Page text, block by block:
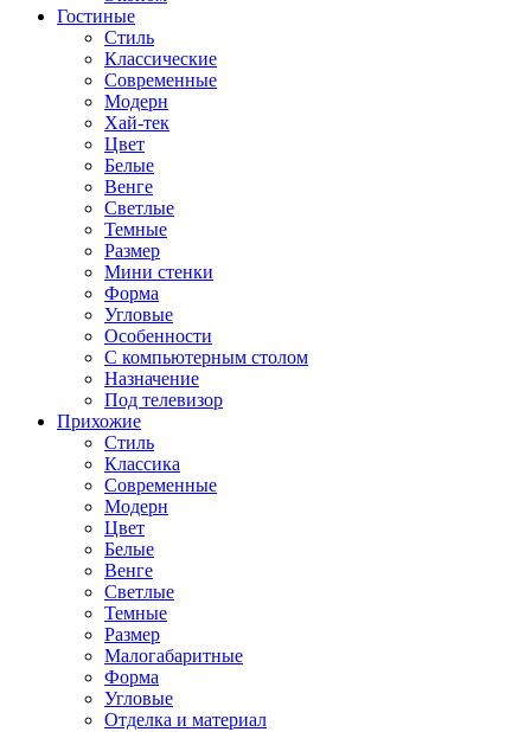
Гостиные
Стиль
Классические
Современные
Модерн
Хай-тек
Цвет
Белые
Венге
Светлые
Темные
Размер
Мини стенки
Форма
Угловые
Особенности
С компьютерным столом
Назначение
Под телевизор
Прихожие
Стиль
Классика
Современные
Модерн
Цвет
Белые
Венге
Светлые
Темные
Размер
Малогабаритные
Форма
Угловые
Отделка и материал